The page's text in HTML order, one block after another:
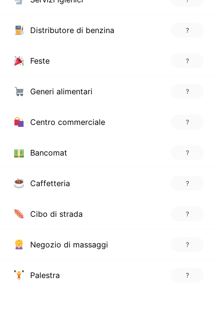
Distributore di benzina ?
Feste ?
Generi alimentari ?
Centro commerciale ?
Bancomat ?
Caffetteria ?
Cibo di strada ?
Negozio di massaggi ?
Palestra ?